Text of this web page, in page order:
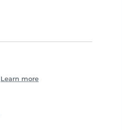
Learn more